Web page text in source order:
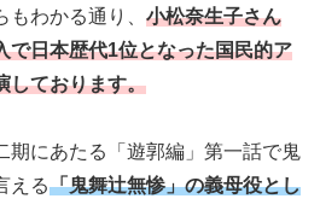
わかる通り、 小松奈生子さん
で日本歴代1位となった国民的ア
しております。
期にあたる「遊郭編」第一話で鬼
える「鬼舞辻無惨」の義母役とし